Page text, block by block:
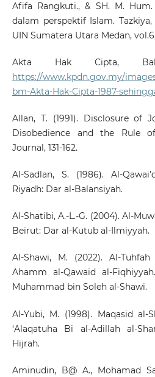
Afifa Rangkuti., & SH. M. Hum.
dalam perspektif Islam.
UIN Sumatera Utara Medan, vol.6,
Akta Hak Cipta,
https://www.kpdn.gov.my/
bm-Akta-Hak-Cipta-1987-
Allan, T. (1991). Disclosure of
Disobedience and the Rule
Journal, 131-162.
Al-Sadlan, S. (1986). Al-
Riyadh: Dar al-Balansiyah.
Al-Shatibi, A.-L.-G. (2004). Al-
Beirut: Dar al-Kutub al-Ilmiyyah.
Al-Shawi, M. (2022). Al-
Ahamm al-Qawaid al-
Muhammad bin Soleh al-Shawi.
Al-Yubi, M. (1998). Maqasid al-
‘Alaqatuha Bi al-Adillah al-
Hijrah.
Aminudin, B@ A., Mohamad